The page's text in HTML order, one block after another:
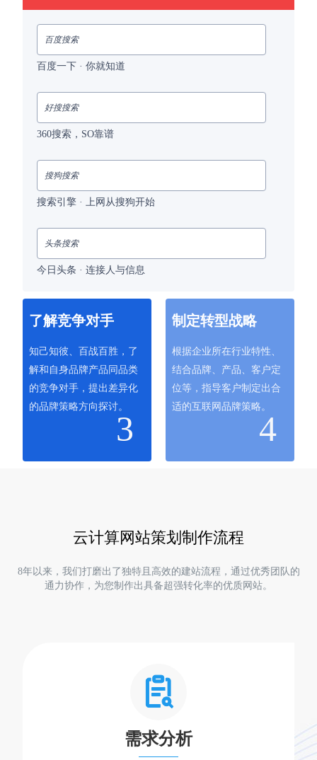
百度搜索
百度一下 · 你就知道
好搜搜索
360搜索，SO靠谱
搜狗搜索
搜索引擎 · 上网从搜狗开始
头条搜索
今日头条 · 连接人与信息
了解竞争对手
知己知彼、百战百胜，了
解和自身品牌产品同品类
的竞争对手，提出差异化
的品牌策略方向探讨。
3
制定转型战略
根据企业所在行业特性、
结合品牌、产品、客户定
位等，指导客户制定出合
适的互联网品牌策略。
4
云计算网站策划制作流程
8年以来，我们打磨出了独特且高效的建站流程，通过优秀团队的
通力协作，为您制作出具备超强转化率的优质网站。
需求分析